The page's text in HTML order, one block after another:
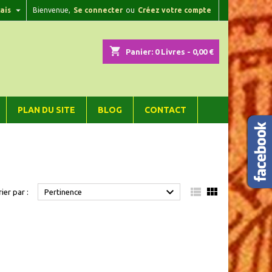
Bienvenue, Se connecter ou Créez votre compte

shopping_cart Panier: 0Livres - 0,00 €
PLAN DU SITE BLOG CONTACT
par : Pertinence   